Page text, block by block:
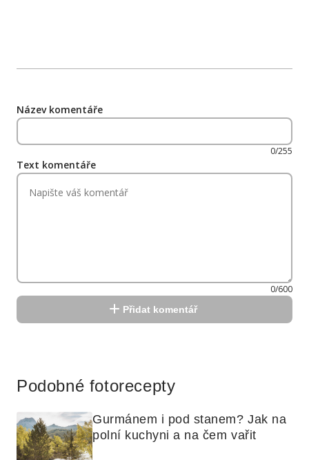
Název komentáře
0/255
Text komentáře
0/600
Přidat komentář
Podobné fotorecepty
Gurmánem i pod stanem? Jak na
polní kuchyni a na čem vařit